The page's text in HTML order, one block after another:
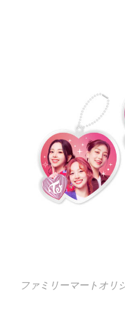
ファミリーマートオ